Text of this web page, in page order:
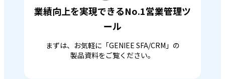
業績向上を実現できるNo.1営業管理ツ
ール
まずは、お気軽に「GENIEE SFA/CRM」の
製品資料をご覧ください。